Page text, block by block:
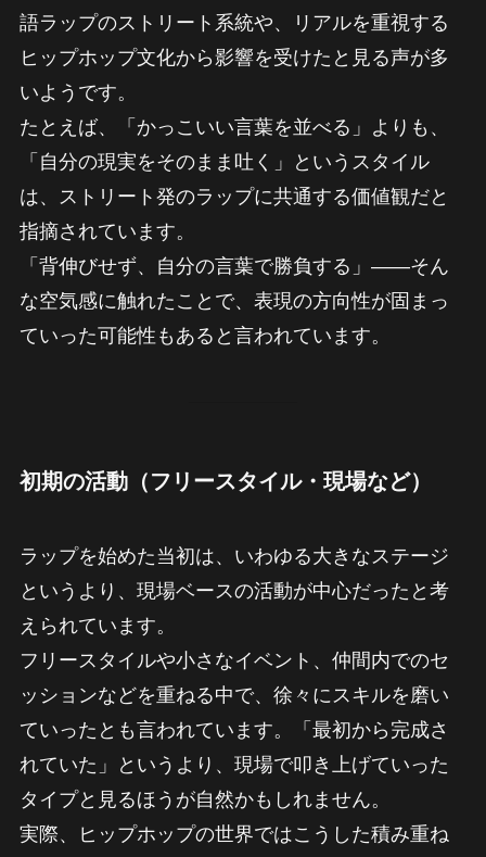
語ラップのストリート系統や、リアルを重視する
ヒップホップ文化から影響を受けたと見る声が多
いようです。
たとえば、「かっこいい言葉を並べる」よりも、
「自分の現実をそのまま吐く」というスタイル
は、ストリート発のラップに共通する価値観だと
指摘されています。
「背伸びせず、自分の言葉で勝負する」——そん
な空気感に触れたことで、表現の方向性が固まっ
ていった可能性もあると言われています。
初期の活動（フリースタイル・現場など）
ラップを始めた当初は、いわゆる大きなステージ
というより、現場ベースの活動が中心だったと考
えられています。
フリースタイルや小さなイベント、仲間内でのセ
ッションなどを重ねる中で、徐々にスキルを磨い
ていったとも言われています。「最初から完成さ
れていた」というより、現場で叩き上げていった
タイプと見るほうが自然かもしれません。
実際、ヒップホップの世界ではこうした積み重ね